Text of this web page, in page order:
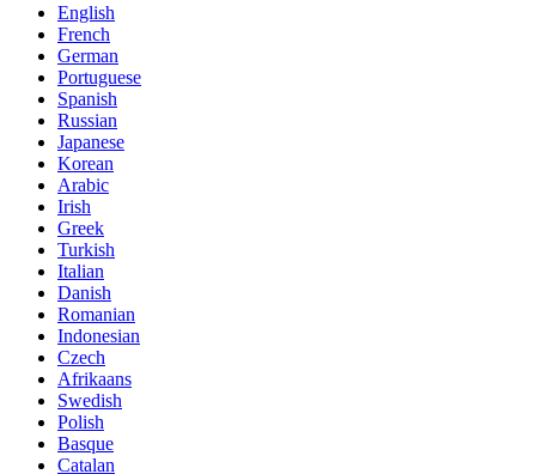
English
French
German
Portuguese
Spanish
Russian
Japanese
Korean
Arabic
Irish
Greek
Turkish
Italian
Danish
Romanian
Indonesian
Czech
Afrikaans
Swedish
Polish
Basque
Catalan